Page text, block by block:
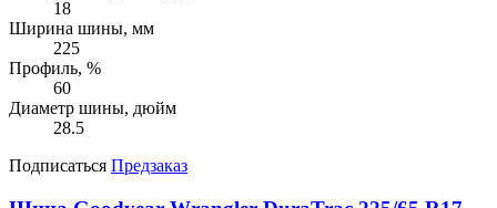
18
Ширина шины, мм
225
Профиль, %
60
Диаметр шины, дюйм
28.5
Подписаться Предзаказ